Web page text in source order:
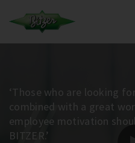
‘Those who are looking
combined with a great
employee motivation
BITZER.’